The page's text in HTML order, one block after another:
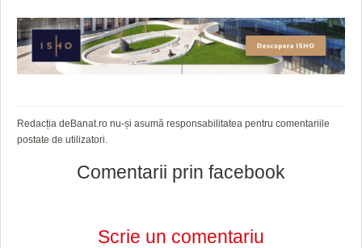
Redacția deBanat.ro nu-și asumă responsabilitatea pentru comentariile
postate de utilizatori.
Comentarii prin facebook
Scrie un comentariu